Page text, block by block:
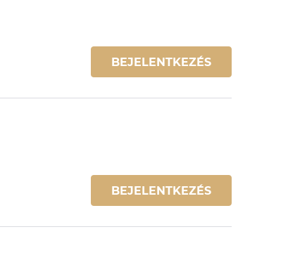
BEJELENTKEZÉS
BEJELENTKEZÉS